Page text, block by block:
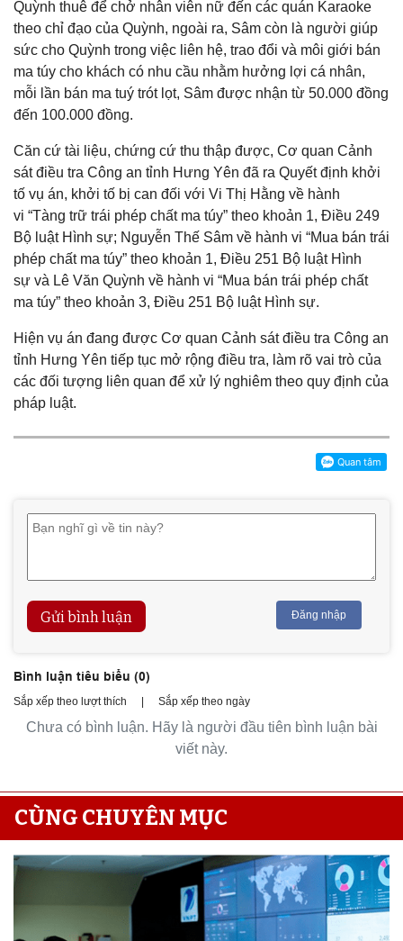
Quỳnh thuê để chở nhân viên nữ đến các quán Karaoke
theo chỉ đạo của Quỳnh, ngoài ra, Sâm còn là người giúp
sức cho Quỳnh trong việc liên hệ, trao đổi và môi giới bán
ma túy cho khách có nhu cầu nhằm hưởng lợi cá nhân,
mỗi lần bán ma tuý trót lọt, Sâm được nhận từ 50.000 đồng
đến 100.000 đồng.
Căn cứ tài liệu, chứng cứ thu thập được, Cơ quan Cảnh
sát điều tra Công an tỉnh Hưng Yên đã ra Quyết định khởi
tố vụ án, khởi tố bị can đối với Vi Thị Hằng về hành
vi “Tàng trữ trái phép chất ma túy” theo khoản 1, Điều 249
Bộ luật Hình sự; Nguyễn Thế Sâm về hành vi “Mua bán trái
phép chất ma túy” theo khoản 1, Điều 251 Bộ luật Hình
sự và Lê Văn Quỳnh về hành vi “Mua bán trái phép chất
ma túy” theo khoản 3, Điều 251 Bộ luật Hình sự.
Hiện vụ án đang được Cơ quan Cảnh sát điều tra Công an
tỉnh Hưng Yên tiếp tục mở rộng điều tra, làm rõ vai trò của
các đối tượng liên quan để xử lý nghiêm theo quy định của
pháp luật.
Gửi bình luận Đăng nhập
Bình luận tiêu biểu (0)
Sắp xếp theo lượt thích Sắp xếp theo ngày
Chưa có bình luận. Hãy là người đầu tiên bình luận bài
viết này.
CÙNG CHUYÊN MỤC